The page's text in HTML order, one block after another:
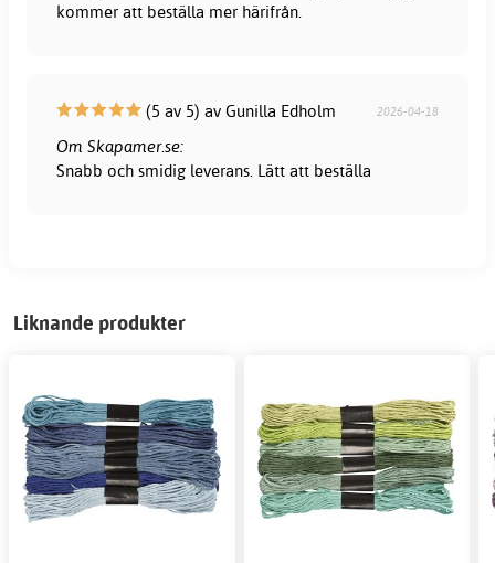
kommer att beställa mer härifrån.
(5 av 5) av Gunilla Edholm 2026-04-18
Om Skapamer.se:
Snabb och smidig leverans. Lätt att beställa
Liknande produkter